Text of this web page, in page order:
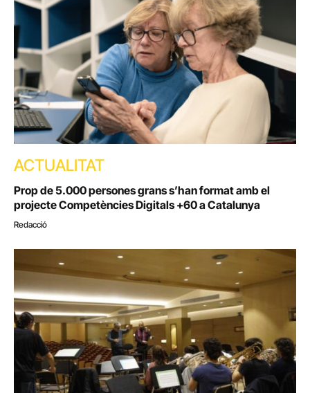
ACTUALITAT
Prop de 5.000 persones grans s’han format amb el
projecte Competències Digitals +60 a Catalunya
Redacció